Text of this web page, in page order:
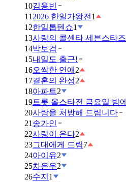
10김용빈
11 2026 한일가왕전 1
12한일톱텐쇼1
13사랑의 콜센타 세븐스타즈
14박보검
15내일도 출근!
16오싹한 연애 2
17결혼의 완성2
18아파트2
19트롯 올스타전 금요일 밤에
20사랑을 처방해 드립니다
21 송가인
22사랑이 온다2
23그대에게 드림7
24아이유2
25차은우2
26수지 1